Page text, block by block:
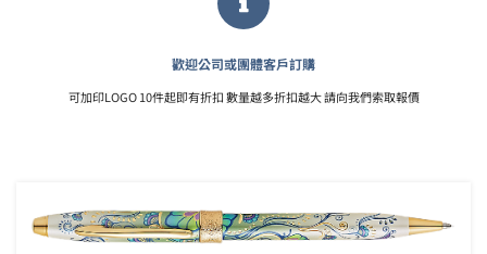
歡迎公司或團體客戶訂購
可加印LOGO 10件起即有折扣 數量越多折扣越大 請向我們索取報價